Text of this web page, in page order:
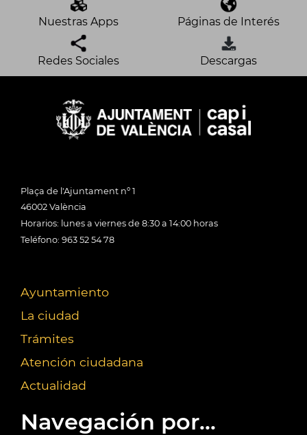
Nuestras Apps Páginas de Interés
Redes Sociales Descargas
Plaça de l'Ajuntament nº 1
46002 València
Horarios: lunes a viernes de 8:30 a 14:00 horas
Teléfono: 963 52 54 78
Ayuntamiento
La ciudad
Trámites
Atención ciudadana
Actualidad
Navegación por...